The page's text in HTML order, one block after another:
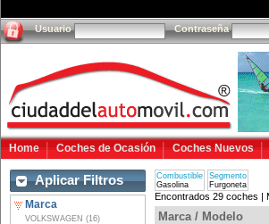
Usuario Contraseña
Home Coches de Ocasión Coches Nuevos
Aplicar Filtros
Marca
VOLKSWAGEN (16)
Combustible
Gasolina
Segmento
Furgoneta
Encontrados 29 coches |
Marca / Modelo